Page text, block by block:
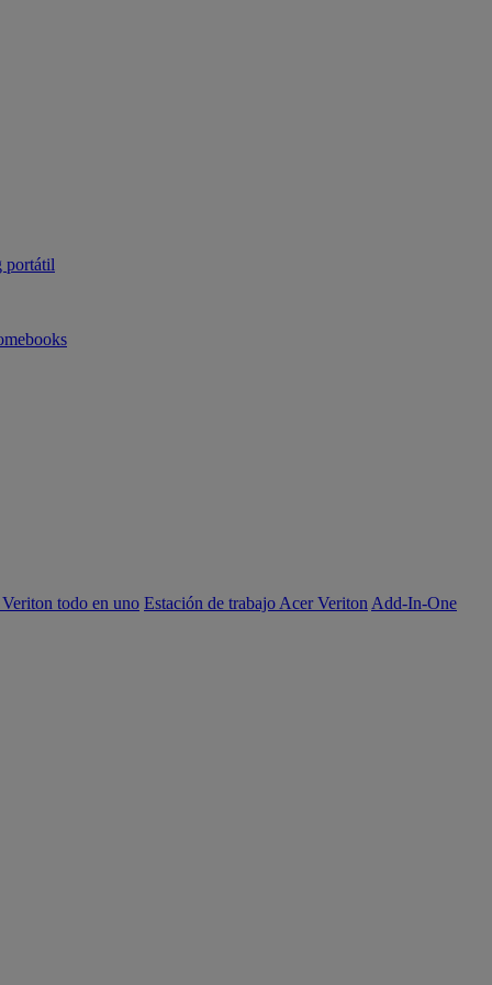
portátil
todo en uno Estación de trabajo Acer Veriton Add-In-One